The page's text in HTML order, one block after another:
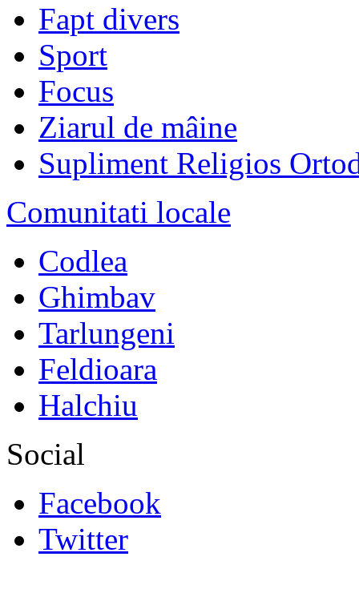
Fapt divers
Sport
Focus
Ziarul de mâine
Supliment Religios
Comunitati locale
Codlea
Ghimbav
Tarlungeni
Feldioara
Halchiu
Social
Facebook
Twitter